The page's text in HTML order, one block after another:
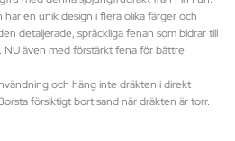
en unik design i flera olika färger och
detaljerade, spräckliga fenan som bidrar till
även med förstärkt fena för bättre
och häng inte dräkten i direkt
försiktigt bort sand när dräkten är torr.